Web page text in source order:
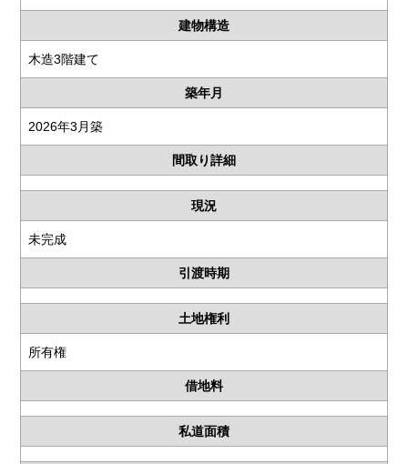
建物構造
木造3階建て
築年月
2026年3月築
間取り詳細
現況
未完成
引渡時期
土地権利
所有権
借地料
私道面積